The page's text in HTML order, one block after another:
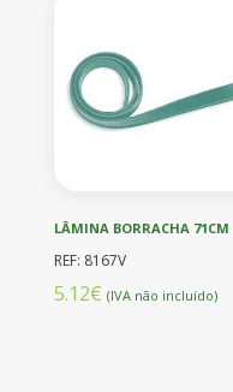
LÂMINA BORRACHA 71CM
REF: 8167V
5.12€ (IVA não incluído)